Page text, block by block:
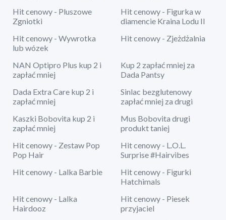
Hit cenowy - Pluszowe
Zgniotki
Hit cenowy - Figurka w
diamencie Kraina Lodu II
Hit cenowy - Wywrotka
lub wózek
Hit cenowy - Zjeżdżalnia
NAN Optipro Plus kup 2 i
zapłać mniej
Kup 2 zapłać mniej za
Dada Pantsy
Dada Extra Care kup 2 i
zapłać mniej
Sinlac bezglutenowy
zapłać mniej za drugi
Kaszki Bobovita kup 2 i
zapłać mniej
Mus Bobovita drugi
produkt taniej
Hit cenowy - Zestaw Pop
Pop Hair
Hit cenowy - L.O.L.
Surprise #Hairvibes
Hit cenowy - Lalka Barbie
Hit cenowy - Figurki
Hatchimals
Hit cenowy - Lalka
Hairdooz
Hit cenowy - Piesek
przyjaciel